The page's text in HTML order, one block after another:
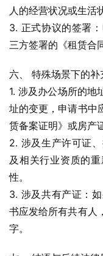
人的经营状况或生活
3. 正式协议的签署
三方签署的《租赁合
六、 特殊场景下的补
1. 涉及办公场所的地
址的变更，申请书中
赁备案证明》或房产
2. 涉及生产许可证
及相关行业资质的
性。
3. 涉及共有产证：
书应发给所有共有人
字。